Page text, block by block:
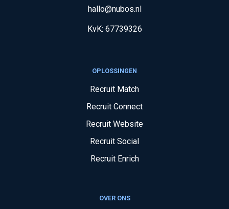
hallo@nubos.nl
KvK: 67739326
OPLOSSINGEN
Recruit Match
Recruit Connect
Recruit Website
Recruit Social
Recruit Enrich
OVER ONS